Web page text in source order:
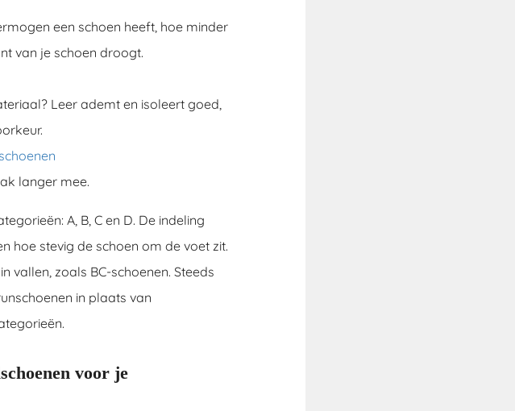
een schoen heeft, hoe minder
van je schoen droogt.
Leer ademt en isoleert goed,
langer mee.
A, B, C en D. De indeling
hoe stevig de schoen om de voet zit.
vallen, zoals BC-schoenen. Steeds
in plaats van
voor je